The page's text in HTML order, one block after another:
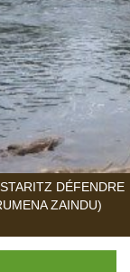
DÉFENDRE
ZAINDU)